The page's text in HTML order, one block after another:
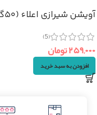
آویشن شیرازی اعلاء (۵۰گرم)
(5)
۲۵۹,۰۰۰تومان
افزودن به سبد خرید